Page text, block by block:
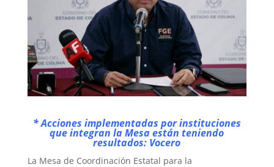
* Acciones implementadas por instituciones
que integran la Mesa están teniendo
resultados: Vocero
La Mesa de Coordinación Estatal para la